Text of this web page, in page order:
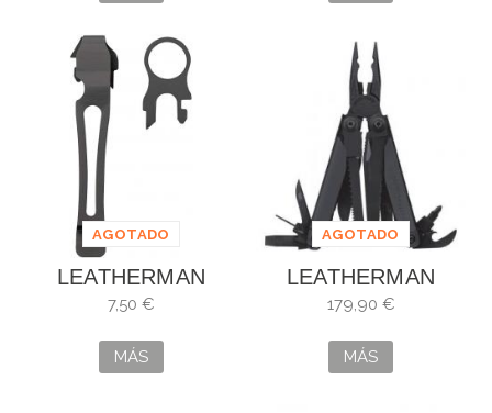
AGOTADO
LEATHERMAN
POCKET CLIP &
7,50 €
MÁS
AGOTADO
LEATHERMAN
SURGE NEGRA
179,90 €
MÁS